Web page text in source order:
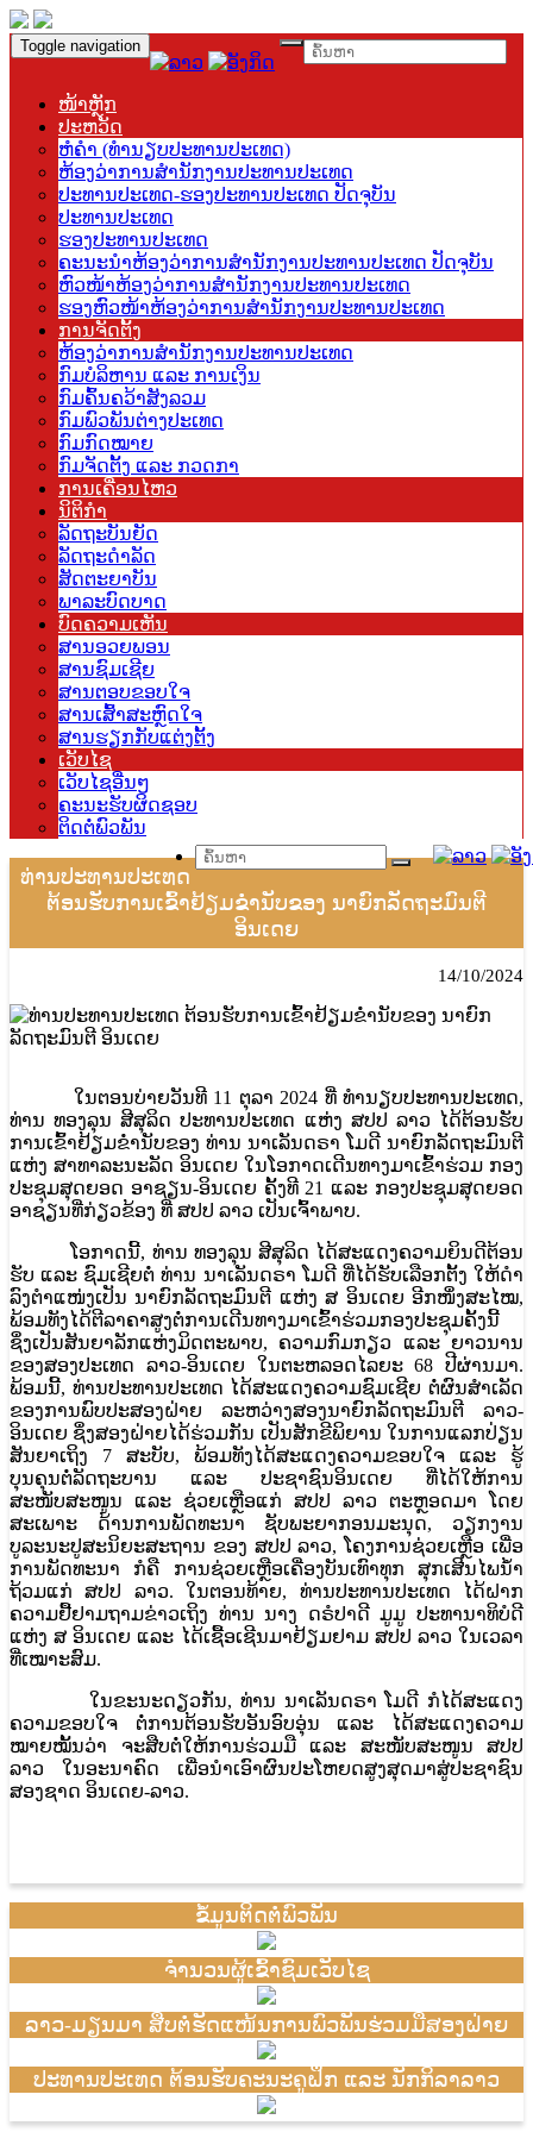
Toggle navigation
ໜ້າຫຼັກ
ປະຫວັດ
ຫໍຄຳ (ທຳນຽບປະທານປະເທດ)
ຫ້ອງວ່າການສຳນັກງານປະທານປະເທດ
ປະທານປະເທດ-ຮອງປະທານປະເທດ ປັດຈຸບັນ
ປະທານປະເທດ
ຮອງປະທານປະເທດ
ຄະນະນຳຫ້ອງວ່າການສຳນັກງານປະທານປະເທດ ປັດຈຸບັນ
ຫົວໜ້າຫ້ອງວ່າການສຳນັກງານປະທານປະເທດ
ຮອງຫົວໜ້າຫ້ອງວ່າການສຳນັກງານປະທານປະເທດ
ການຈັດຕັ້ງ
ຫ້ອງວ່າການສຳນັກງານປະທານປະເທດ
ກົມບໍລິຫານ ແລະ ການເງິນ
ກົມຄົ້ນຄວ້າສັງລວມ
ກົມພົວພັນຕ່າງປະເທດ
ກົມກົດໝາຍ
ກົມຈັດຕັ້ງ ແລະ ກວດກາ
ການເຄື່ອນໄຫວ
ນິຕິກຳ
ລັດຖະບັນຍັດ
ລັດຖະດຳລັດ
ສັດຕະຍາບັນ
ພາລະບົດບາດ
ບົດຄວາມເຫັນ
ສານອວຍພອນ
ສານຊົມເຊີຍ
ສານຕອບຂອບໃຈ
ສານເສົ້າສະຫຼົດໃຈ
ສານຮຽກກັບແຕ່ງຕັ້ງ
ເວັບໄຊ
ເວັບໄຊອື່ນໆ
ຄະນະຮັບຜິດຊອບ
ຕິດຕໍ່ພົວພັນ
ທ່ານປະທານປະເທດ
ຕ້ອນຮັບການເຂົ້າຢ້ຽມຂໍ່ານັບຂອງ ນາຍົກລັດຖະມົນຕີ
ອິນເດຍ
14/10/2024
ໃນຕອນບ່າຍວັນທີ 11 ຕຸລາ 2024 ທີ່ ທໍານຽບປະທານປະເທດ,
ທ່ານ ທອງລຸນ ສີສຸລິດ ປະທານປະເທດ ແຫ່ງ ສປປ ລາວ ໄດ້ຕ້ອນຮັບ
ການເຂົ້າຢ້ຽມຂໍ່ານັບຂອງ ທ່ານ ນາເລັນດຣາ ໂມດີ ນາຍົກລັດຖະມົນຕີ
ແຫ່ງ ສາທາລະນະລັດ ອິນເດຍ ໃນໂອກາດເດີນທາງມາເຂົ້າຮ່ວມ ກອງ
ປະຊຸມສຸດຍອດ ອາຊຽນ-ອິນເດຍ ຄັ້ງທີ 21 ແລະ ກອງປະຊຸມສຸດຍອດ
ອາຊຽນທີ່ກ່ຽວຂ້ອງ ທີ່ ສປປ ລາວ ເປັນເຈົ້າພາບ.
ໂອກາດນີ້, ທ່ານ ທອງລຸນ ສີສຸລິດ ໄດ້ສະແດງຄວາມຍິນດີຕ້ອນ
ຮັບ ແລະ ຊົມເຊີຍຕໍ່ ທ່ານ ນາເລັນດຣາ ໂມດີ ທີ່ໄດ້ຮັບເລືອກຕັ້ງ ໃຫ້ດໍາ
ລົງຕໍາແໜ່ງເປັນ ນາຍົກລັດຖະມົນຕີ ແຫ່ງ ສ ອິນເດຍ ອີກໜຶ່ງສະໄໝ,
ພ້ອມທັງໄດ້ຕີລາຄາສູງຕໍ່ການເດີນທາງມາເຂົ້າຮ່ວມກອງປະຊຸມຄັ້ງນີ້
ຊຶ່ງເປັນສັນຍາລັກແຫ່ງມິດຕະພາບ, ຄວາມກົມກຽວ ແລະ ຍາວນານ
ຂອງສອງປະເທດ ລາວ-ອິນເດຍ ໃນຕະຫລອດໄລຍະ 68 ປີຜ່ານມາ.
ພ້ອມນີ້, ທ່ານປະທານປະເທດ ໄດ້ສະແດງຄວາມຊົມເຊີຍ ຕໍ່ຜົນສໍາເລັດ
ຂອງການພົບປະສອງຝ່າຍ ລະຫວ່າງສອງນາຍົກລັດຖະມົນຕີ ລາວ-
ອິນເດຍ ຊຶ່ງສອງຝ່າຍໄດ້ຮ່ວມກັນ ເປັນສັກຂີພິຍານ ໃນການແລກປ່ຽນ
ສັນຍາເຖິງ 7 ສະບັບ, ພ້ອມທັງໄດ້ສະແດງຄວາມຂອບໃຈ ແລະ ຮູ້
ບຸນຄຸນຕໍ່ລັດຖະບານ ແລະ ປະຊາຊົນອິນເດຍ ທີ່ໄດ້ໃຫ້ການ
ສະໜັບສະໜູນ ແລະ ຊ່ວຍເຫຼືອແກ່ ສປປ ລາວ ຕະຫຼອດມາ ໂດຍ
ສະເພາະ ດ້ານການພັດທະນາ ຊັບພະຍາກອນມະນຸດ, ວຽກງານ
ບູລະນະປູສະນິຍະສະຖານ ຂອງ ສປປ ລາວ, ໂຄງການຊ່ວຍເຫຼືອ ເພື່ອ
ການພັດທະນາ ກໍຄື ການຊ່ວຍເຫຼືອເຄື່ອງບັນເທົາທຸກ ສຸກເສີນໄພນໍ້າ
ຖ້ວມແກ່ ສປປ ລາວ. ໃນຕອນທ້າຍ, ທ່ານປະທານປະເທດ ໄດ້ຝາກ
ຄວາມຢື້ຢາມຖາມຂ່າວເຖິງ ທ່ານ ນາງ ດຣໍປາດີ ມູມູ ປະທານາທິບໍດີ
ແຫ່ງ ສ ອິນເດຍ ແລະ ໄດ້ເຊື້ອເຊີນມາຢ້ຽມຢາມ ສປປ ລາວ ໃນເວລາ
ທີ່ເໝາະສົມ.
ໃນຂະນະດຽວກັນ, ທ່ານ ນາເລັນດຣາ ໂມດີ ກໍໄດ້ສະແດງ
ຄວາມຂອບໃຈ ຕໍ່ການຕ້ອນຮັບອັນອົບອຸ່ນ ແລະ ໄດ້ສະແດງຄວາມ
ໝາຍໝັ້ນວ່າ ຈະສືບຕໍ່ໃຫ້ການຮ່ວມມື ແລະ ສະໜັບສະໜູນ ສປປ
ລາວ ໃນອະນາຄົດ ເພື່ອນໍາເອົາຜົນປະໂຫຍດສູງສຸດມາສູ່ປະຊາຊົນ
ສອງຊາດ ອິນເດຍ-ລາວ.
ຂໍ້ມູນຕິດຕໍ່ພົວພັນ
ຈຳນວນຜູ້ເຂົ້າຊົມເວັບໄຊ
ລາວ-ມຽນມາ ສືບຕໍ່ຮັດແໜ້ນການພົວພັນຮ່ວມມືສອງຝ່າຍ
ປະທານປະເທດ ຕ້ອນຮັບຄະນະຄູຝຶກ ແລະ ນັກກິລາລາວ